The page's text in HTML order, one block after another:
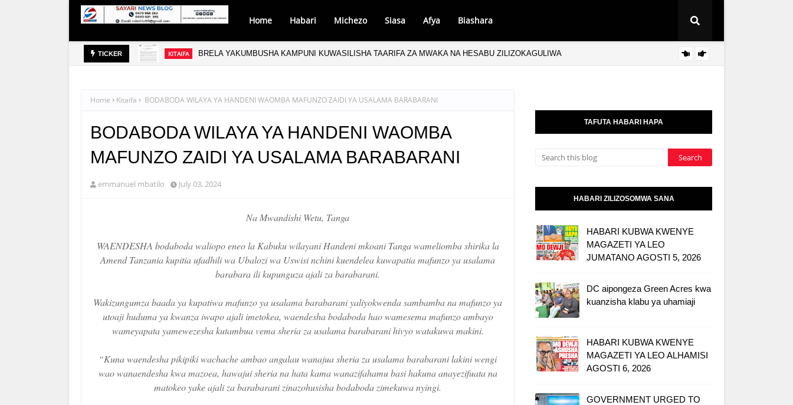
Home Habari Michezo Siasa Afya Biashara
TICKER KITAIFA BRELA YAKUMBUSHA KAMPUNI KUWASILISHA TAARIFA ZA MWAKA NA HESABU ZILIZOKAGULIWA
Home Kitaifa BODABODA WILAYA YA HANDENI WAOMBA MAFUNZO ZAIDI YA USALAMA BARABARANI
BODABODA WILAYA YA HANDENI WAOMBA
MAFUNZO ZAIDI YA USALAMA BARABARANI
emmanuel mbatilo July 03, 2024
Na Mwandishi Wetu, Tanga
WAENDESHA bodaboda waliopo eneo la Kabuku wilayani Handeni mkoani Tanga wameliomba shirika la
Amend Tanzania kupitia ufadhili wa Ubalozi wa Uswisi nchini kuendelea kuwapatia mafunzo ya usalama
barabara ili kupunguza ajali za barabarani.
Wakizungumza baada ya kupatiwa mafunzo ya usalama barabarani yaliyokwenda sambamba na mafunzo ya
utoaji huduma ya kwanza iwapo ajali imetokea, waendesha bodaboda hao wamesema mafunzo ambayo
wameyapata yamewezesha kutambua vema sheria za usalama barabarani hivyo watakuwa makini.
“Kuna waendesha pikipiki wachache ambao angalau wanajua sheria za usalama barabarani lakini wengi
wao wanaendesha kwa mazoea, hawajui sheria na hata kama wanazifahamu basi hakuna anayezifuata na
matokeo yake ajali za barabarani zinazohusisha bodaboda zimekuwa nyingi.
TAFUTA HABARI HAPA
HABARI ZILIZOSOMWA SANA
HABARI KUBWA KWENYE
MAGAZETI YA LEO
JUMATANO AGOSTI 5, 2026
DC aipongeza Green Acres kwa
kuanzisha klabu ya uhamiaji
HABARI KUBWA KWENYE
MAGAZETI YA LEO ALHAMISI
AGOSTI 6, 2026
GOVERNMENT URGED TO